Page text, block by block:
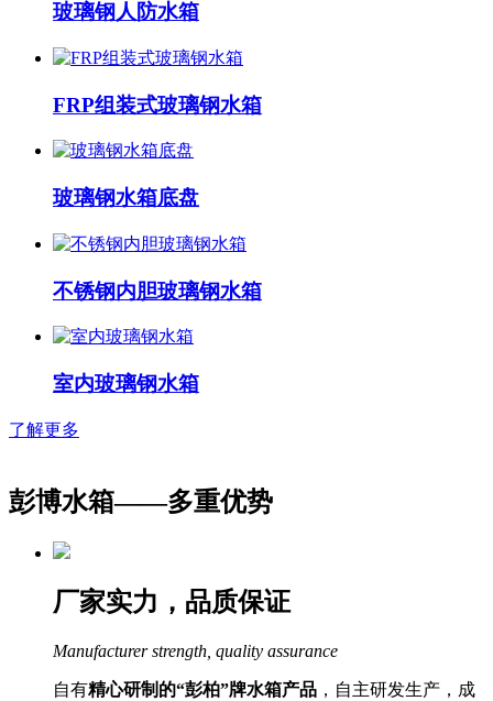
玻璃钢人防水箱
FRP组装式玻璃钢水箱
玻璃钢水箱底盘
不锈钢内胆玻璃钢水箱
室内玻璃钢水箱
了解更多
彭博水箱——多重优势
厂家实力，品质保证
Manufacturer strength, quality assurance
自有精心研制的“彭柏”牌水箱产品 ，自主研发生产，成